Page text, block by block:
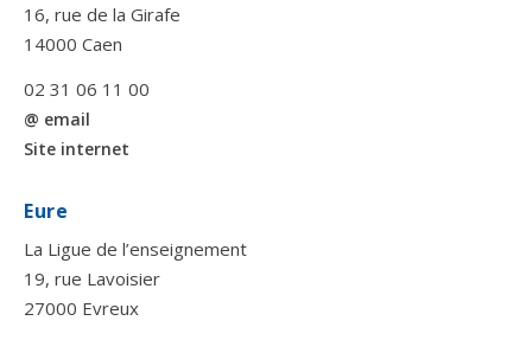
16, rue de la Girafe
14000 Caen
02 31 06 11 00
@ email
Site internet
Eure
La Ligue de l’enseignement
19, rue Lavoisier
27000 Evreux